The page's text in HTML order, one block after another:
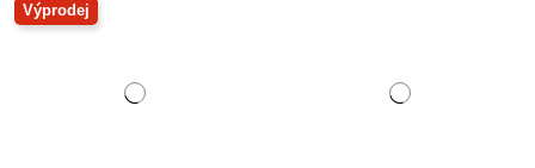
Výprodej